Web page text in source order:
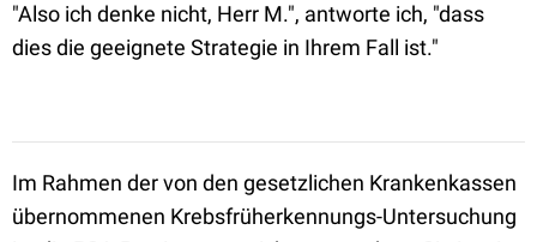
"Also ich denke nicht, Herr M.", antworte ich, "dass
dies die geeignete Strategie in Ihrem Fall ist."
Im Rahmen der von den gesetzlichen Krankenkassen
übernommenen Krebsfrüherkennungs-Untersuchung